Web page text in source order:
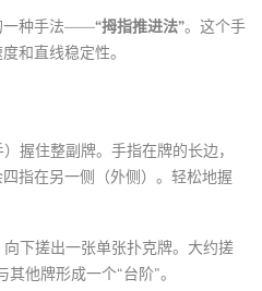
一种手法——“拇指推进法”。这个手
和直线稳定性。
）握住整副牌。手指在牌的长边，
指在另一侧（外侧）。轻松地握
下搓出一张单张扑克牌。大约搓
他牌形成一个“台阶”。